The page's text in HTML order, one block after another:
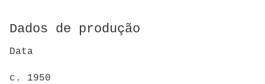
Dados de produção
Data
c. 1950